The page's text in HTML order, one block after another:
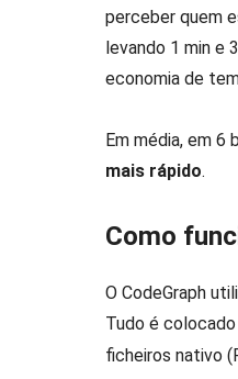
perceber quem
levando 1 min e
economia de
Em média, em 6
mais rápido.
Como
O CodeGraph
Tudo é
ficheiros nativo